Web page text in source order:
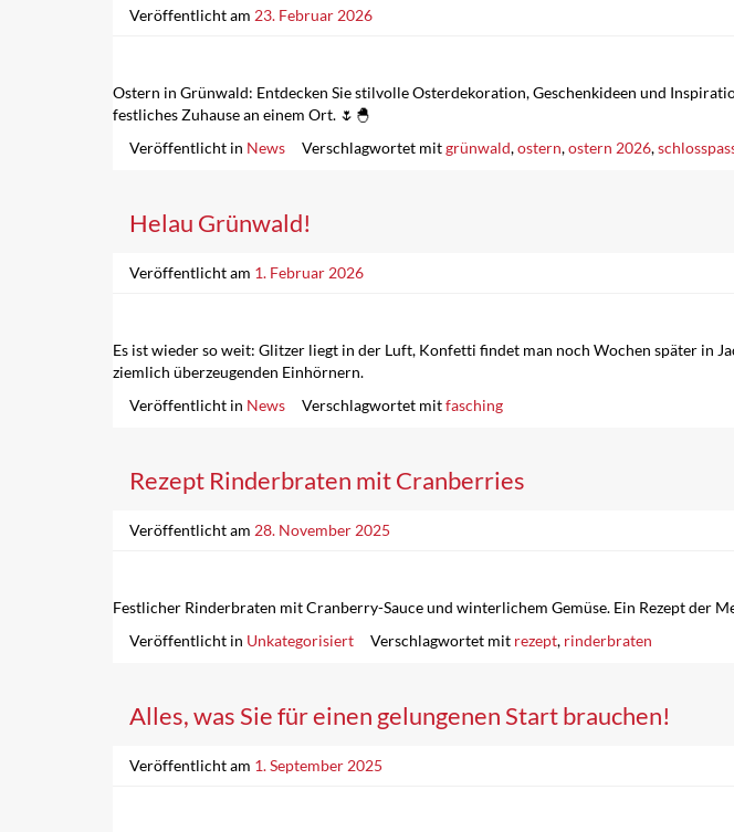
Veröffentlicht am 23. Februar 2026
Ostern in Grünwald: Entdecken Sie stilvolle Osterdekoration, Geschenkideen und
festliches Zuhause an einem Ort. 🌷🐣
Veröffentlicht in News Verschlagwortet mitgrünwald,ostern,ostern 2026,
Helau Grünwald!
Veröffentlicht am 1. Februar 2026
Es ist wieder so weit: Glitzer liegt in der Luft, Konfetti findet man noch Wochen später in
ziemlich überzeugenden Einhörnern.
Veröffentlicht in News Verschlagwortet mitfasching
Rezept Rinderbraten mit Cranberries
Veröffentlicht am 28. November 2025
Festlicher Rinderbraten mit Cranberry-Sauce und winterlichem Gemüse. Ein Rezept der
Veröffentlicht in Unkategorisiert Verschlagwortet mit rezept, rinderbraten
Alles, was Sie für einen gelungenen Start brauchen!
Veröffentlicht am 1. September 2025